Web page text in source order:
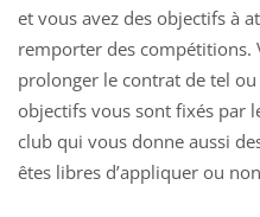
et vous avez des objectifs à
remporter des compétitions.
prolonger le contrat de tel
objectifs vous sont fixés par
club qui vous donne aussi
êtes libres d’appliquer ou